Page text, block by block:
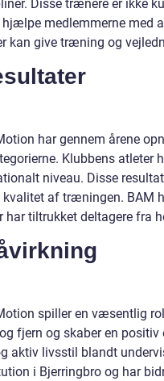
Disse trænere er ikke
medlemmerne med
kan give træning og
har gennem årene
Klubbens atleter
niveau. Disse
kvalitet af træningen.
har tiltrukket deltagere fra
spiller en væsentlig
fjern og skaber en positiv
aktiv livsstil blandt
i Bjerringbro og har